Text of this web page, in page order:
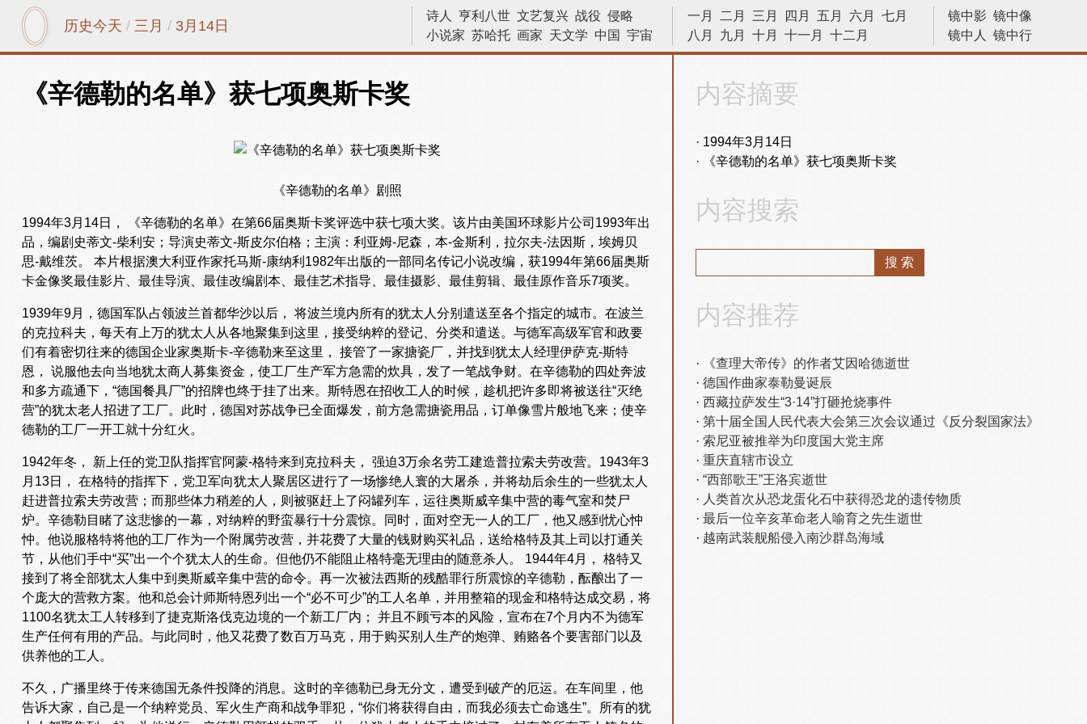
历史今天 / 三月 / 3月14日
镜中影 镜中像
镜中人
镜中行
历史今天
一月 二月 三月 四月 五月 六月
七月
八月
九月 十月 十一月 十二月
诗人 亨利八世 文艺复兴 战役 侵略
小说家 苏哈托 画家 天文学 中国
宇宙
物理学 十字军东征 十字军 数学家
《辛德勒的名单》获七项奥斯卡奖
《辛德勒的名单》剧照
1994年3月14日， 《辛德勒的名单》在第66届奥斯卡奖评选中获七项大奖。该片由美国环球影片公司1993年出
品，编剧史蒂文-柴利安；导演史蒂文-斯皮尔伯格；主演：利亚姆-尼森，本-金斯利，拉尔夫-法因斯，埃姆贝
思-戴维茨。 本片根据澳大利亚作家托马斯-康纳利1982年出版的一部同名传记小说改编，获1994年第66届奥斯
卡金像奖最佳影片、最佳导演、最佳改编剧本、最佳艺术指导、最佳摄影、最佳剪辑、最佳原作音乐7项奖。
1939年9月，德国军队占领波兰首都华沙以后， 将波兰境内所有的犹太人分别遣送至各个指定的城市。在波兰
的克拉科夫，每天有上万的犹太人从各地聚集到这里，接受纳粹的登记、分类和遣送。与德军高级军官和政要
们有着密切往来的德国企业家奥斯卡-辛德勒来至这里， 接管了一家搪瓷厂，并找到犹太人经理伊萨克-斯特
恩， 说服他去向当地犹太商人募集资金，使工厂生产军方急需的炊具，发了一笔战争财。在辛德勒的四处奔波
和多方疏通下，“德国餐具厂”的招牌也终于挂了出来。斯特恩在招收工人的时候，趁机把许多即将被送往“灭绝
营”的犹太老人招进了工厂。此时，德国对苏战争已全面爆发，前方急需搪瓷用品，订单像雪片般地飞来；使辛
德勒的工厂一开工就十分红火。
1942年冬， 新上任的党卫队指挥官阿蒙-格特来到克拉科夫， 强迫3万余名劳工建造普拉索夫劳改营。1943年3
月13日， 在格特的指挥下，党卫军向犹太人聚居区进行了一场惨绝人寰的大屠杀，并将劫后余生的一些犹太人
赶进普拉索夫劳改营；而那些体力稍差的人，则被驱赶上了闷罐列车，运往奥斯威辛集中营的毒气室和焚尸
炉。辛德勒目睹了这悲惨的一幕，对纳粹的野蛮暴行十分震惊。同时，面对空无一人的工厂，他又感到忧心忡
忡。他说服格特将他的工厂作为一个附属劳改营，并花费了大量的钱财购买礼品，送给格特及其上司以打通关
节，从他们手中“买”出一个个犹太人的生命。但他仍不能阻止格特毫无理由的随意杀人。 1944年4月， 格特又
接到了将全部犹太人集中到奥斯威辛集中营的命令。再一次被法西斯的残酷罪行所震惊的辛德勒，酝酿出了一
个庞大的营救方案。他和总会计师斯特恩列出一个“必不可少”的工人名单，并用整箱的现金和格特达成交易，将
1100名犹太工人转移到了捷克斯洛伐克边境的一个新工厂内； 并且不顾亏本的风险，宣布在7个月内不为德军
生产任何有用的产品。与此同时，他又花费了数百万马克，用于购买别人生产的炮弹、贿赂各个要害部门以及
供养他的工人。
不久，广播里终于传来德国无条件投降的消息。这时的辛德勒已身无分文，遭受到破产的厄运。在车间里，他
告诉大家，自己是一个纳粹党员、军火生产商和战争罪犯，“你们将获得自由，而我必须去亡命逃生”。所有的犹
内容摘要
1994年3月14日
《辛德勒的名单》获七项奥斯卡奖
内容搜索
内容推荐
《查理大帝传》的作者艾因哈德逝世
德国作曲家泰勒曼诞辰
西藏拉萨发生“3·14”打砸抢烧事件
第十届全国人民代表大会第三次会议通过《反分裂国家法》
索尼亚被推举为印度国大党主席
重庆直辖市设立
“西部歌王”王洛宾逝世
人类首次从恐龙蛋化石中获得恐龙的遗传物质
最后一位辛亥革命老人喻育之先生逝世
越南武装舰船侵入南沙群岛海域